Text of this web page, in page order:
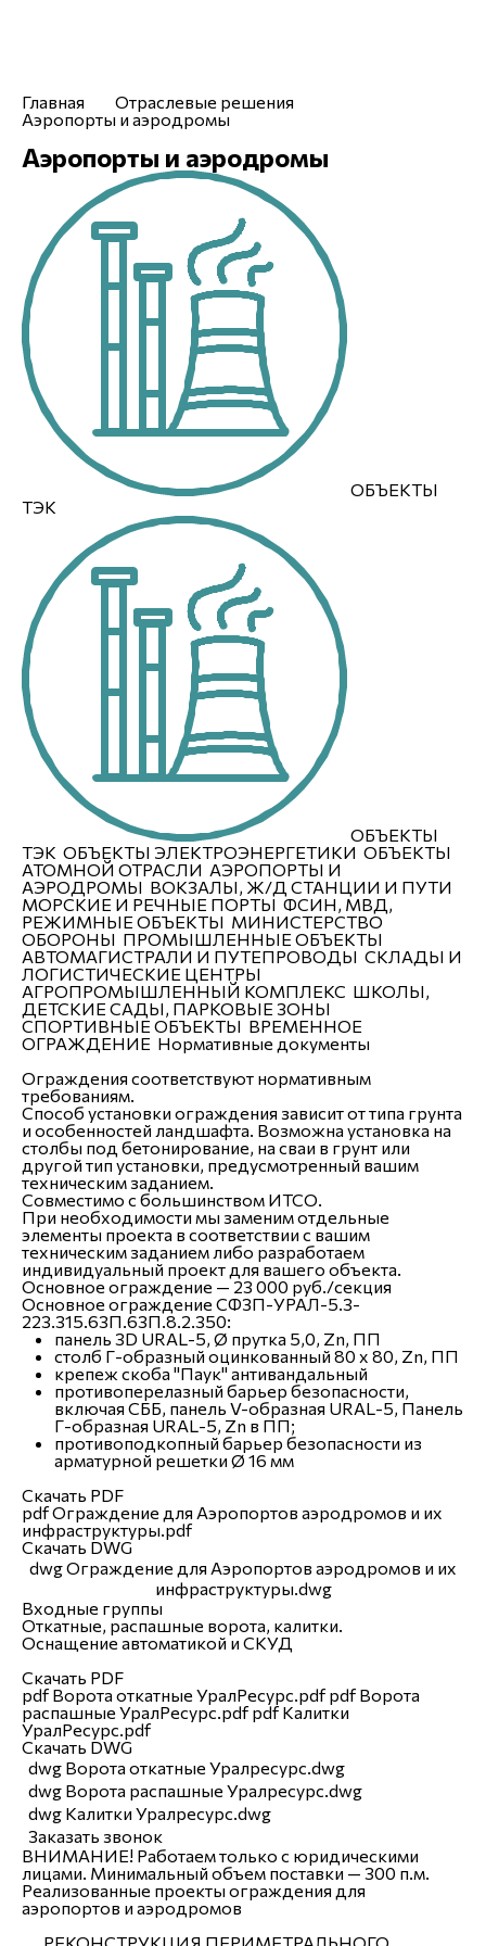
Главная
Отраслевые решения
Аэропорты и аэродромы
Аэропорты и аэродромы
ОБЪЕКТЫ
ТЭК
ОБЪЕКТЫ
ТЭК ОБЪЕКТЫ ЭЛЕКТРОЭНЕРГЕТИКИ ОБЪЕКТЫ
АТОМНОЙ ОТРАСЛИ АЭРОПОРТЫ И
АЭРОДРОМЫ ВОКЗАЛЫ, Ж/Д СТАНЦИИ И ПУТИ
МОРСКИЕ И РЕЧНЫЕ ПОРТЫ ФСИН, МВД,
РЕЖИМНЫЕ ОБЪЕКТЫ МИНИСТЕРСТВО
ОБОРОНЫ ПРОМЫШЛЕННЫЕ ОБЪЕКТЫ
АВТОМАГИСТРАЛИ И ПУТЕПРОВОДЫ СКЛАДЫ И
ЛОГИСТИЧЕСКИЕ ЦЕНТРЫ
АГРОПРОМЫШЛЕННЫЙ КОМПЛЕКС ШКОЛЫ,
ДЕТСКИЕ САДЫ, ПАРКОВЫЕ ЗОНЫ
СПОРТИВНЫЕ ОБЪЕКТЫ ВРЕМЕННОЕ
ОГРАЖДЕНИЕ Нормативные документы
Ограждения соответствуют нормативным
требованиям.
Способ установки ограждения зависит от типа грунта
и особенностей ландшафта. Возможна установка на
столбы под бетонирование, на сваи в грунт или
другой тип установки, предусмотренный вашим
техническим заданием.
Совместимо с большинством ИТСО.
При необходимости мы заменим отдельные
элементы проекта в соответствии с вашим
техническим заданием либо разработаем
индивидуальный проект для вашего объекта.
Основное ограждение — 23 000 руб./секция
Основное ограждение СФЗП-УРАЛ-5.3-
223.315.63П.63П.8.2.350:
панель 3D URAL-5, Ø прутка 5,0, Zn, ПП
столб Г-образный оцинкованный 80 х 80, Zn, ПП
крепеж скоба "Паук" антивандальный
противоперелазный барьер безопасности,
включая СББ, панель V-образная URAL-5, Панель
Г-образная URAL-5, Zn в ПП;
противоподкопный барьер безопасности из
арматурной решетки Ø 16 мм
Скачать PDF
pdfОграждение для Аэропортов аэродромов и их
инфраструктуры.pdf
Скачать DWG
dwgОграждение для Аэропортов аэродромов и их
инфраструктуры.dwg
Входные группы
Откатные, распашные ворота, калитки.
Оснащение автоматикой и СКУД
Скачать PDF
pdf Ворота откатные УралРесурс.pdf pdf Ворота
распашные УралРесурс.pdf pdf Калитки
УралРесурс.pdf
Скачать DWG
dwg Ворота откатные Уралресурс.dwg
dwg Ворота распашные Уралресурс.dwg
dwg Калитки Уралресурс.dwg
Заказать звонок
ВНИМАНИЕ! Работаем только с юридическими
лицами. Минимальный объем поставки — 300 п.м.
Реализованные проекты ограждения для
аэропортов и аэродромов